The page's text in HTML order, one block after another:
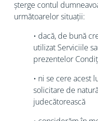
șterge contul
următoarelor situații:
• dacă, de bună
utilizat Serviciile
prezentelor
• ni se cere acest
solicitare de
judecătorească